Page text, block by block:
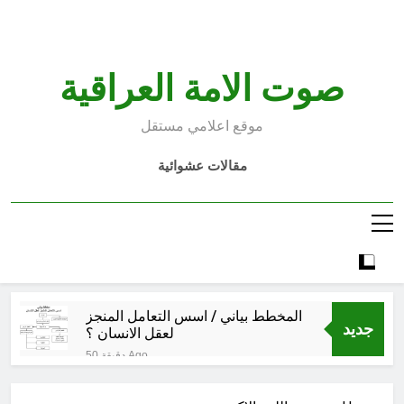
صوت الامة العراقية
موقع اعلامي مستقل
مقالات عشوائية
جديد
المخطط بياني / اسس التعامل المنجز
لعقل الانسان ؟
50 دقيقة Ago